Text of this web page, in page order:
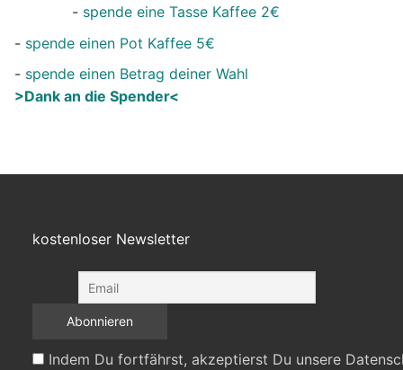
- spende eine Tasse Kaffee 2€
- spende einen Pot Kaffee 5€
- spende einen Betrag deiner Wahl
>Dank an die Spender<
kostenloser Newsletter
Indem Du fortfährst, akzeptierst Du unsere